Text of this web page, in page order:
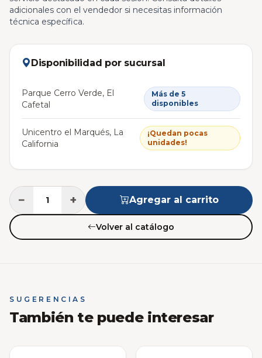
adicionales con el vendedor si necesitas información
técnica específica.
Disponibilidad por sucursal
Parque Cerro Verde, El
Cafetal
Más de 5
disponibles
Unicentro el Marqués, La
California
¡Quedan pocas
unidades!
− + Agregar al carrito
Volver al catálogo
SUGERENCIAS
También te puede interesar